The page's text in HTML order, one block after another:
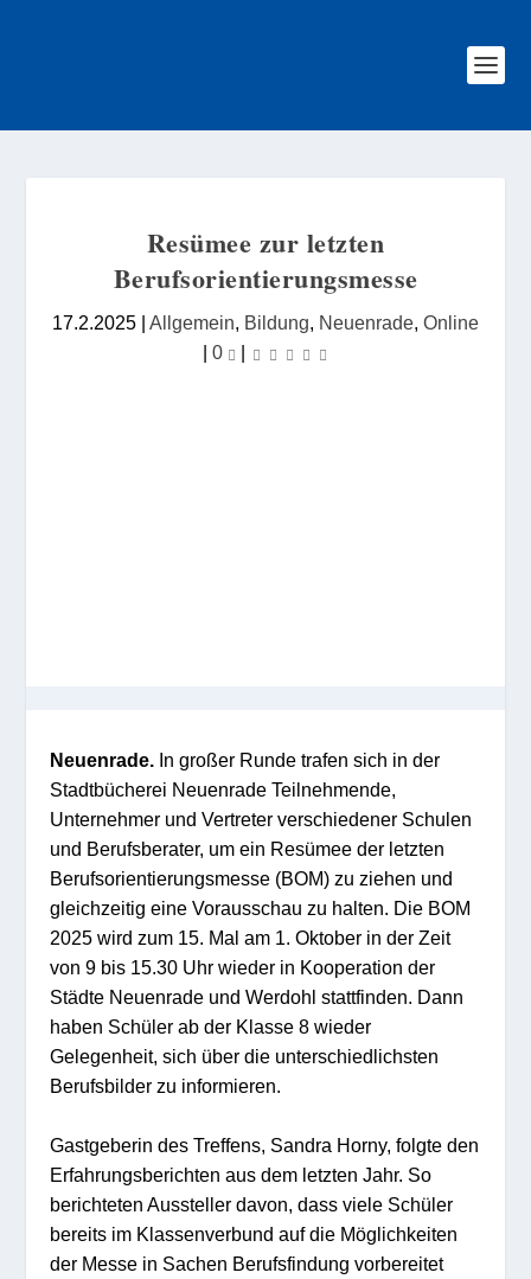
Resümee zur letzten
Berufsorientierungsmesse
17.2.2025 | Allgemein, Bildung, Neuenrade, Online
| 0 |
Neuenrade. In großer Runde trafen sich in der
Stadtbücherei Neuenrade Teilnehmende,
Unternehmer und Vertreter verschiedener Schulen
und Berufsberater, um ein Resümee der letzten
Berufsorientierungsmesse (BOM) zu ziehen und
gleichzeitig eine Vorausschau zu halten. Die BOM
2025 wird zum 15. Mal am 1. Oktober in der Zeit
von 9 bis 15.30 Uhr wieder in Kooperation der
Städte Neuenrade und Werdohl stattfinden. Dann
haben Schüler ab der Klasse 8 wieder
Gelegenheit, sich über die unterschiedlichsten
Berufsbilder zu informieren.
Gastgeberin des Treffens, Sandra Horny, folgte den
Erfahrungsberichten aus dem letzten Jahr. So
berichteten Aussteller davon, dass viele Schüler
bereits im Klassenverbund auf die Möglichkeiten
der Messe in Sachen Berufsfindung vorbereitet